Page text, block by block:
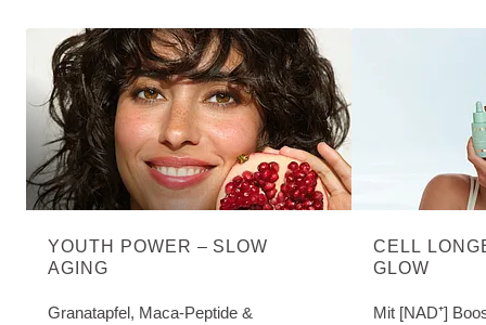
YOUTH POWER – SLOW
AGING
Granatapfel, Maca-Peptide &
CELL
GLOW
Mit [NAD⁺]